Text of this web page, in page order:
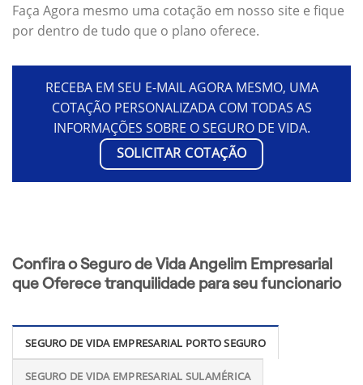
Faça Agora mesmo uma cotação em nosso site e fique
por dentro de tudo que o plano oferece.
RECEBA EM SEU E-MAIL AGORA MESMO, UMA
COTAÇÃO PERSONALIZADA COM TODAS AS
INFORMAÇÕES SOBRE O SEGURO DE VIDA.
SOLICITAR COTAÇÃO
Confira o Seguro de Vida Angelim Empresarial
que Oferece tranquilidade para seu funcionario
SEGURO DE VIDA EMPRESARIAL PORTO SEGURO
SEGURO DE VIDA EMPRESARIAL SULAMÉRICA